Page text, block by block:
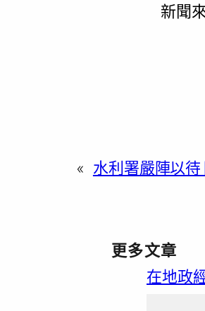
新聞
« 水利署嚴陣以
更多文章
在地政